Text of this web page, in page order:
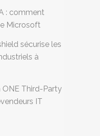
: comment
Microsoft
sécurise les
à
Third-Party
IT